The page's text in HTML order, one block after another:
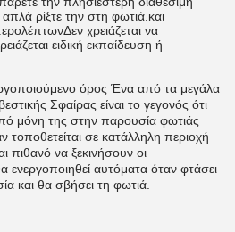
ρίξτε την στη φωτιά.και
χρειάζεται να
ειδική εκπαίδευση ή
όρος Ένα από τα μεγάλα
Σφαίρας είναι το γεγονός ότι
μόνη της στην παρουσία φωτιάς
τοποθετείται σε κατάλληλη περιοχή
πιθανό να ξεκινήσουν οι
ενεργοποιηθεί αυτόματα όταν φτάσει
και θα σβήσει τη φωτιά.